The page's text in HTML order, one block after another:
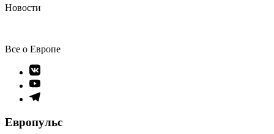
Новости
Все о Европе
Элемент
меню
Элемент
меню
Элемент
Европульс